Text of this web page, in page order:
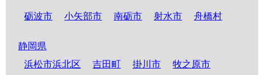
砺波市 小矢部市 南砺市 射水市 舟橋村
静岡県
浜松市浜北区
吉田町 掛川市 牧之原市